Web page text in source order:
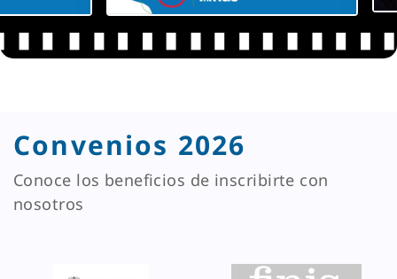
Convenios 2026
Conoce los beneficios de inscribirte con
nosotros